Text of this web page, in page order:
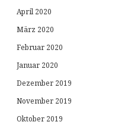
April 2020
März 2020
Februar 2020
Januar 2020
Dezember 2019
November 2019
Oktober 2019